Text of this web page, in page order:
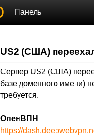
Панель
US2 (США)
Сервер US2 (США)
базе доменного имени)
требуется.
ОпенВПН
https://